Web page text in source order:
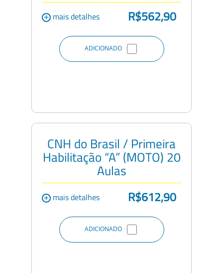
+ mais detalhes R$562,90
ADICIONADO
CNH do Brasil / Primeira
Habilitação “A” (MOTO) 20
Aulas
+ mais detalhes R$612,90
ADICIONADO